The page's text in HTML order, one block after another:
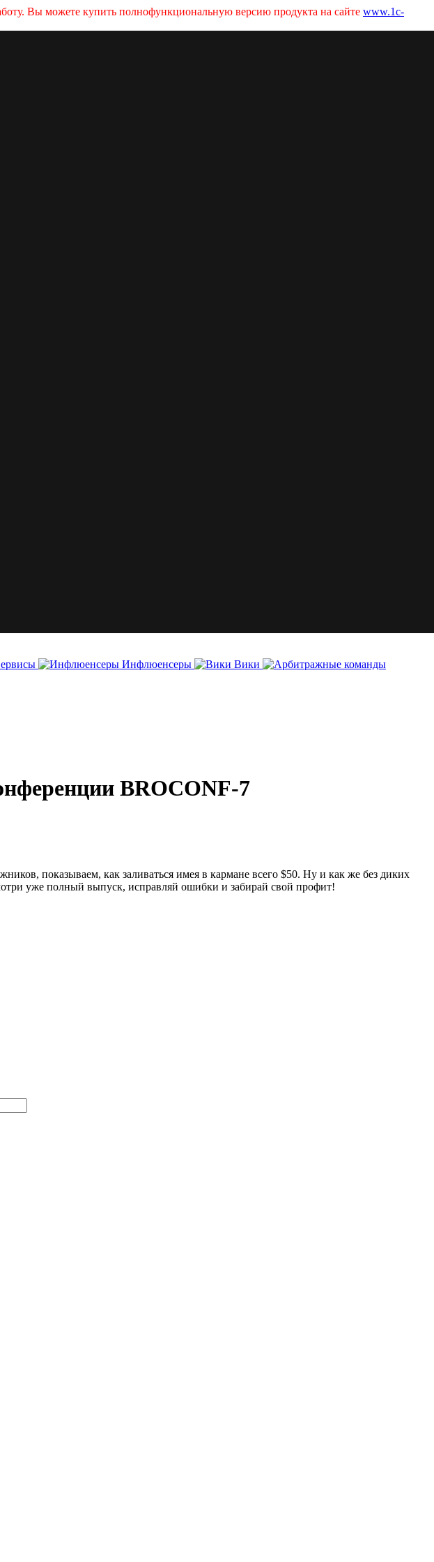
Вы можете купить полнофункциональную версию продукта на сайте www.1c-
Инфлюенсеры
Вики
BROCONF-7
показываем, как заливаться имея в кармане всего $50. Ну и как же без диких
уже полный выпуск, исправляй ошибки и забирай свой профит!